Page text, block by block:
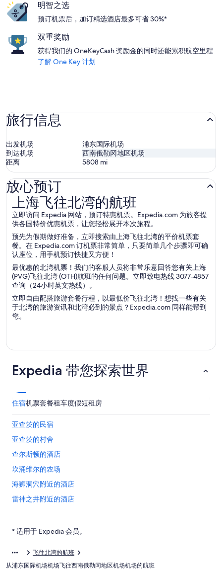
明智之选
预订机票后，加订精选酒店最多可省 30%*
双重奖励
获得我们的 OneKeyCash 奖励金的同时还能累积航空里程
了解 One Key 计划
旅行信息
出发机场
浦东国际机场
到达机场
西南俄勒冈地区机场
距离
5808 mi
放心预订
上海飞往北湾的航班
立即访问 Expedia 网站，预订特惠机票。Expedia.com 为旅客提
供各国特价优惠机票，让您轻松展开本次旅程。
预先为假期做好准备，立即搜索由上海飞往北湾的平价机票套
餐。在 Expedia.com 订机票非常简单，只要简单几个步骤即可确
认座位，用手机预订快捷又方便！
最优惠的北湾机票！我们的客服人员将非常乐意回答您有关上海
(PVG)飞往北湾 (OTH)航班的任何问题。立即致电热线 3077-4857
查询（24小时英文热线）。
立即自由配搭旅游套餐行程，以最低价飞往北湾！想找一些有关
于北湾的旅游资讯和北湾必到的景点？Expedia.com 同样能帮到
您。
上海飞往北湾的航班
Expedia 带您探索世界
住宿机票套餐租车度假短租房
亚查茨的民宿
亚查茨的村舍
查尔斯顿的酒店
坎涌维尔的农场
海狮洞穴附近的酒店
雷神之井附近的酒店
库斯贝的公寓
位于北湾的Best Western酒店
* 适用于 Expedia 会员。
飞往北湾的航班
从浦东国际机场机场飞往西南俄勒冈地区机场机场的航班